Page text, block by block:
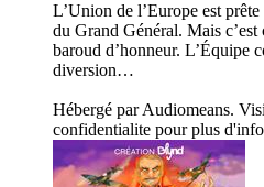
L’Union de l’Europe est
du Grand Général. Mais
baroud d’honneur. L’Équipe
diversion…
Hébergé par Audiomeans.
confidentialite pour plus